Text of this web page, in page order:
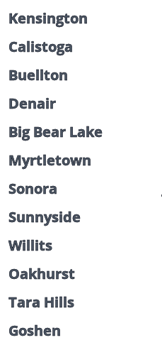
Kensington
Calistoga
Buellton
Denair
Big Bear Lake
Myrtletown
Sonora
Sunnyside
Willits
Oakhurst
Tara Hills
Goshen